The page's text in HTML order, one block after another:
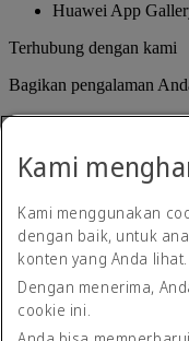
Huawei App
Terhubung dengan kami
Bagikan pengalaman
Pernyataan
Hubungi kami
Kebijakan privasi
Syarat dan
Kami
Kami menggunakan
dengan baik, untuk
konten yang Anda lihat.
Dengan menerima,
cookie ini.